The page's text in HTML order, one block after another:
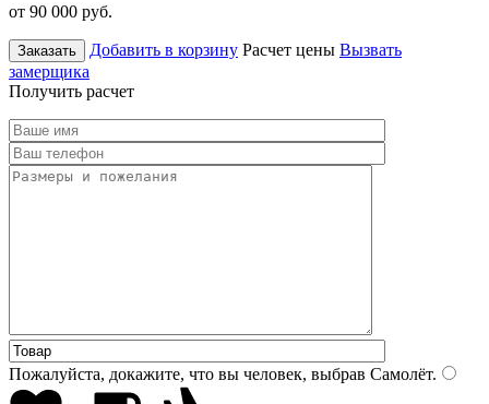
от 90 000 руб.
Заказать Добавить в корзину Расчет цены Вызвать
замерщика
Получить расчет
Пожалуйста, докажите, что вы человек, выбрав Самолёт.